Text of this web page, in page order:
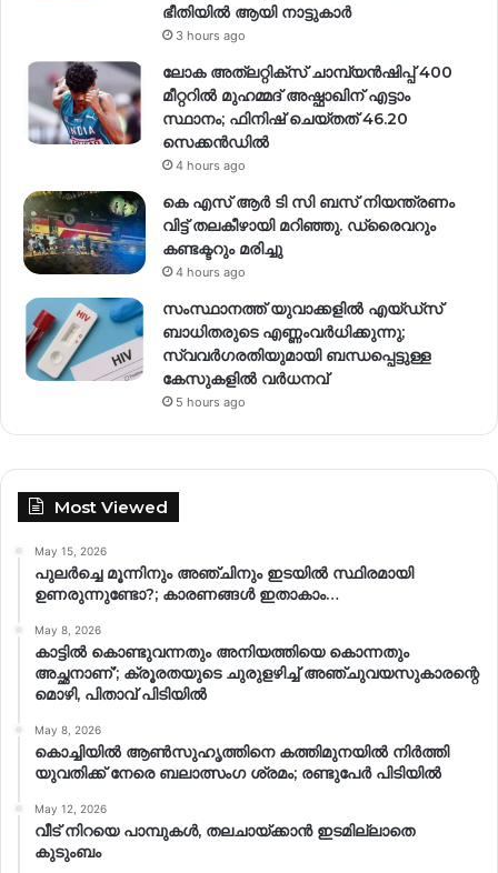
ഭീതിയിൽ ആയി നാട്ടുകാർ
3 hours ago
ലോക അത്‌ലറ്റിക്‌സ് ചാമ്പ്യൻഷിപ്പ് 400
മീറ്ററിൽ മുഹമ്മദ് അഷ്ഫാഖിന് എട്ടാം
സ്ഥാനം; ഫിനിഷ് ചെയ്തത് 46.20
സെക്കൻഡിൽ
4 hours ago
കെ എസ് ആർ ടി സി ബസ് നിയന്ത്രണം
വിട്ട് തലകീഴായി മറിഞ്ഞു. ഡ്രൈവറും
കണ്ടക്ടറും മരിച്ചു
4 hours ago
സംസ്ഥാനത്ത് യുവാക്കളിൽ എയ്ഡ്സ്
ബാധിതരുടെ എണ്ണംവർധിക്കുന്നു;
സ്വവർഗരതിയുമായി ബന്ധപ്പെട്ടുള്ള
കേസുകളിൽ വര്‍ധനവ്
5 hours ago
Most Viewed
May 15, 2026
പുലർച്ചെ മൂന്നിനും അഞ്ചിനും ഇടയിൽ സ്ഥിരമായി
ഉണരുന്നുണ്ടോ?; കാരണങ്ങള്‍ ഇതാകാം…
May 8, 2026
കാട്ടിൽ കൊണ്ടുവന്നതും അനിയത്തിയെ കൊന്നതും
അച്ഛനാണ്’; ക്രൂരതയുടെ ചുരുളഴിച്ച് അഞ്ചുവയസുകാരന്റെ
മൊഴി, പിതാവ് പിടിയിൽ
May 8, 2026
കൊച്ചിയിൽ ആൺസുഹൃത്തിനെ കത്തിമുനയിൽ നിർത്തി
യുവതിക്ക് നേരെ ബലാത്സംഗ​ ശ്രമം; രണ്ടുപേർ പിടിയിൽ
May 12, 2026
വീട് നിറയെ പാമ്പുകൾ, തലചായ്ക്കാൻ ഇടമില്ലാതെ
കുടുംബം